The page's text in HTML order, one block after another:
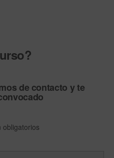
de contacto y te
obligatorios